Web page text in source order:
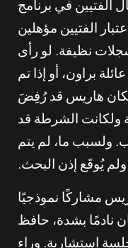
الفتيين في برنامج
الفتيين مؤهلين
نظيفة. لو رأى
براون، أو إذا تم
لكان هاريس قد رُفِضَ
الشرطة قد
ولسبب ما، لم يتم
يُوقَع إذن البحث.
مشاركًا نموذجيًا
نادمًا بشدة، حافظ